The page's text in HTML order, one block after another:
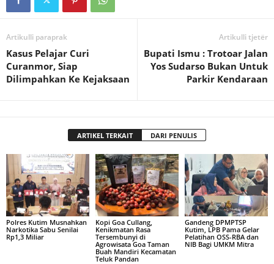
Artikulli paraprak
Kasus Pelajar Curi
Curanmor, Siap
Dilimpahkan Ke Kejaksaan
Artikulli tjetër
Bupati Ismu : Trotoar Jalan
Yos Sudarso Bukan Untuk
Parkir Kendaraan
ARTIKEL TERKAIT DARI PENULIS
Polres Kutim Musnahkan
Narkotika Sabu Senilai
Rp1,3 Miliar
Kopi Goa Cullang,
Kenikmatan Rasa
Tersembunyi di
Agrowisata Goa Taman
Buah Mandiri Kecamatan
Teluk Pandan
Gandeng DPMPTSP
Kutim, LPB Pama Gelar
Pelatihan OSS-RBA dan
NIB Bagi UMKM Mitra